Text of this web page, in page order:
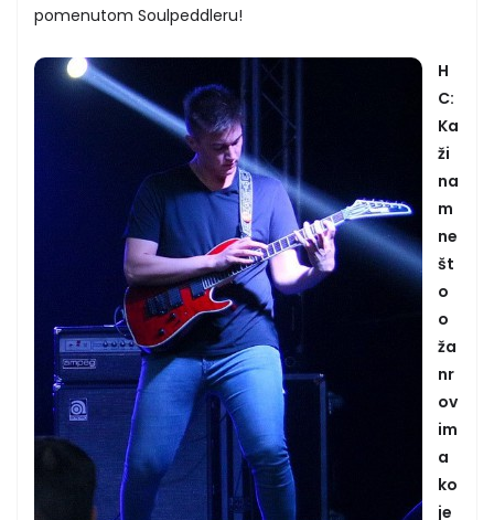
pomenutom Soulpeddleru!
H
C:
Ka
ži
na
m
ne
št
o
o
ža
nr
ov
im
a
ko
je